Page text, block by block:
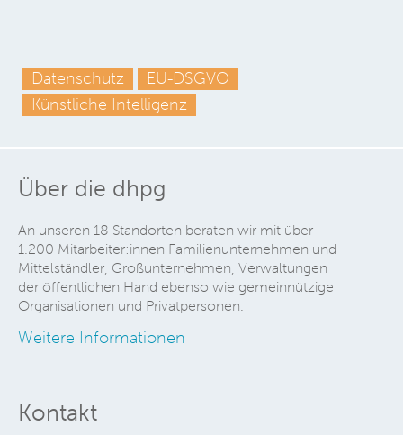
Datenschutz
EU-DSGVO
Künstliche Intelligenz
Über die dhpg
An unseren 18 Standorten beraten wir mit über
1.200 Mitarbeiter:innen Familienunternehmen und
Mittelständler, Großunternehmen, Verwaltungen
der öffentlichen Hand ebenso wie gemeinnützige
Organisationen und Privatpersonen.
Weitere Informationen
Kontakt